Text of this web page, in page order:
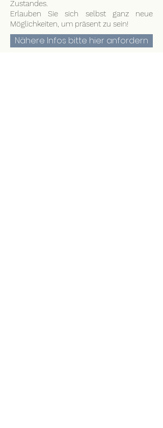
Zustandes.
Erlauben Sie sich selbst ganz neue
Möglichkeiten, um präsent zu sein!
Nähere Infos bitte hier anfordern